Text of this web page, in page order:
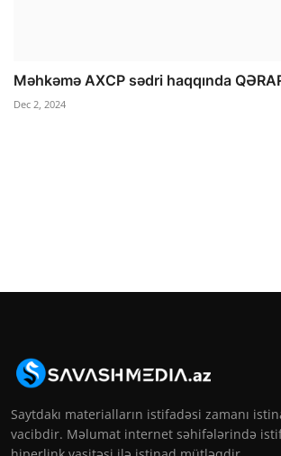
Məhkəmə AXCP sədri haqqında
Dec 2, 2024
Saytdakı materialların istifadəsi zamanı
vacibdir. Məlumat internet səhifələrində